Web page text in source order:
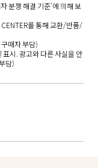
분쟁 해결 기준'에 의해 보
CENTER를 통해 교환/반품/
매자 부담)
시. 광고와 다른 사실을 안
담)